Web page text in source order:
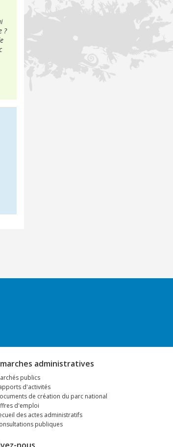
?
administratives
publics
d'activités
de création du parc national
d'emploi
des actes administratifs
publiques